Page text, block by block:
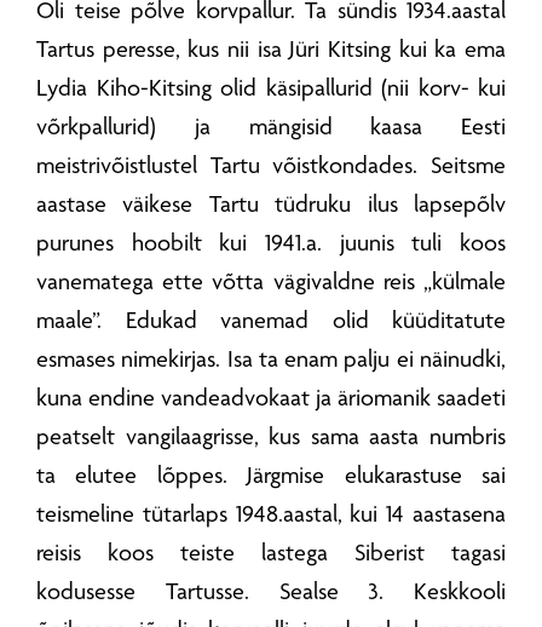
Oli teise põlve korvpallur. Ta sündis 1934.aastal
Tartus peresse, kus nii isa Jüri Kitsing kui ka ema
Lydia Kiho-Kitsing olid käsipallurid (nii korv- kui
võrkpallurid) ja mängisid kaasa Eesti
meistrivõistlustel Tartu võistkondades. Seitsme
aastase väikese Tartu tüdruku ilus lapsepõlv
purunes hoobilt kui 1941.a. juunis tuli koos
vanematega ette võtta vägivaldne reis „külmale
maale”. Edukad vanemad olid küüditatute
esmases nimekirjas. Isa ta enam palju ei näinudki,
kuna endine vandeadvokaat ja äriomanik saadeti
peatselt vangilaagrisse, kus sama aasta numbris
ta elutee lõppes. Järgmise elukarastuse sai
teismeline tütarlaps 1948.aastal, kui 14 aastasena
reisis koos teiste lastega Siberist tagasi
kodusesse Tartusse. Sealse 3. Keskkooli